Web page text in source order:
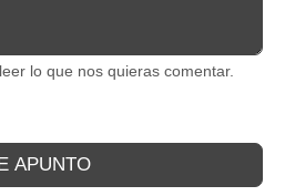
lo que nos quieras comentar.
APUNTO